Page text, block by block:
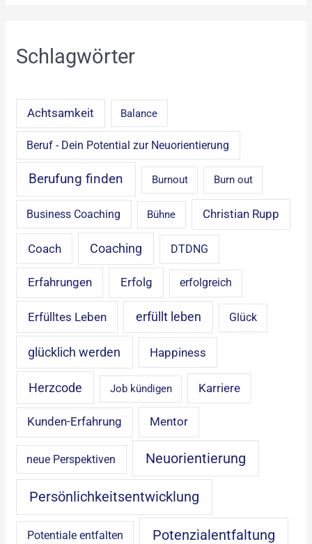
Schlagwörter
Achtsamkeit Balance
Beruf - Dein Potential zur Neuorientierung
Berufung finden Burnout Burn out
Business Coaching Bühne Christian Rupp
Coach Coaching DTDNG
Erfahrungen Erfolg erfolgreich
Erfülltes Leben erfüllt leben Glück
glücklich werden Happiness
Herzcode Job kündigen Karriere
Kunden-Erfahrung Mentor
neue Perspektiven Neuorientierung
Persönlichkeitsentwicklung
Potentiale entfalten Potenzialentfaltung